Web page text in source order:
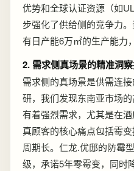
优势和全球认证资源（如
步强化了供给侧的竞争力
有日产能6万㎡的生产能力
2. 需求侧真场景的精准洞
需求侧的真场景是供需连
研，我们发现东南亚市场
有着强烈需求，尤其是在酒
真顾客的核心痛点包括霉
周期长。仁龙.优邸的防霉
级，承诺5年零霉变，同时